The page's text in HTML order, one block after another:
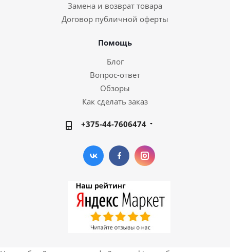
Замена и возврат товара
Договор публичной оферты
Помощь
Блог
Вопрос-ответ
Обзоры
Как сделать заказ
+375-44-7606474